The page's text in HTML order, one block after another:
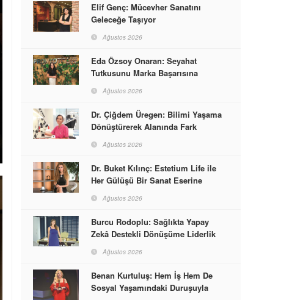
Elif Genç: Mücevher Sanatını
Geleceğe Taşıyor
Ağustos 2026
Eda Özsoy Onaran: Seyahat
Tutkusunu Marka Başarısına
Ağustos 2026
Dr. Çiğdem Üregen: Bilimi Yaşama
Dönüştürerek Alanında Fark
Ağustos 2026
Dr. Buket Kılınç: Estetium Life ile
Her Gülüşü Bir Sanat Eserine
Ağustos 2026
Burcu Rodoplu: Sağlıkta Yapay
Zekâ Destekli Dönüşüme Liderlik
Ağustos 2026
Benan Kurtuluş: Hem İş Hem De
Sosyal Yaşamındaki Duruşuyla